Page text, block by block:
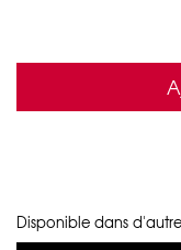
Disponible dans